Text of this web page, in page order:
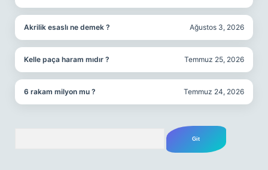
Akrilik esaslı ne demek ? Ağustos 3, 2026
Kelle paça haram mıdır ? Temmuz 25, 2026
6 rakam milyon mu ? Temmuz 24, 2026